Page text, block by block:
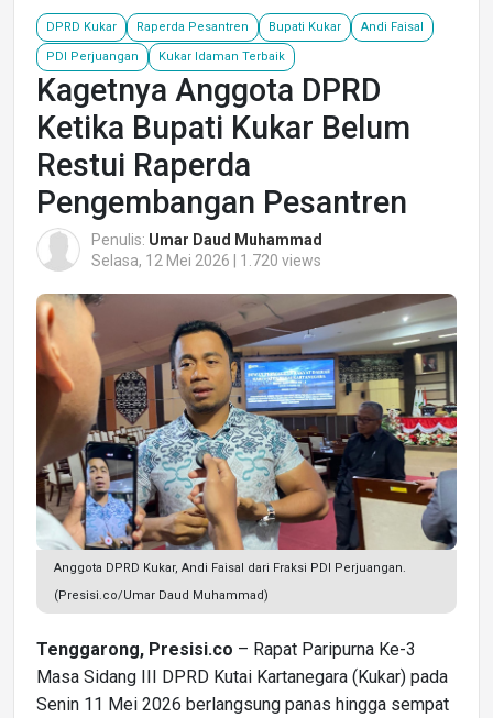
DPRD Kukar Raperda Pesantren Bupati Kukar Andi Faisal
PDI Perjuangan Kukar Idaman Terbaik
Kagetnya Anggota DPRD
Ketika Bupati Kukar Belum
Restui Raperda
Pengembangan Pesantren
Penulis: Umar Daud Muhammad
Selasa, 12 Mei 2026 | 1.720 views
Anggota DPRD Kukar, Andi Faisal dari Fraksi PDI Perjuangan.
(Presisi.co/Umar Daud Muhammad)
Tenggarong, Presisi.co – Rapat Paripurna Ke-3
Masa Sidang III DPRD Kutai Kartanegara (Kukar) pada
Senin 11 Mei 2026 berlangsung panas hingga sempat